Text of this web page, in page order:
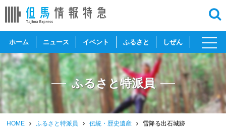
ホーム ニュース イベント ふるさと しぜん
toggle
ふるさと特派員
HOME ふるさと特派員 伝統・歴史遺産 雪降る出石城跡